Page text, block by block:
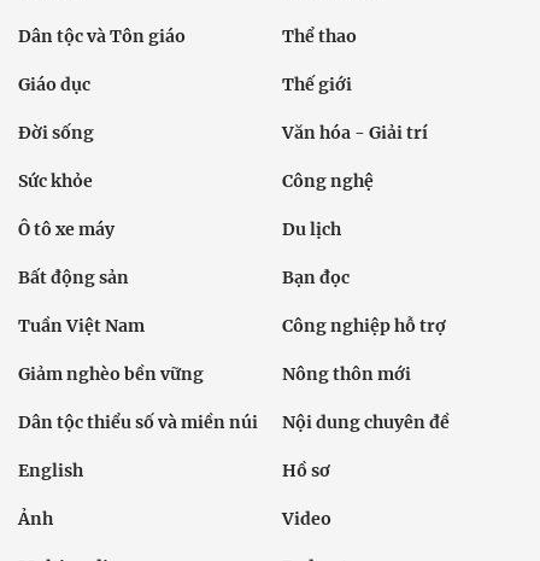
Dân tộc và Tôn giáo Thể thao
Giáo dục Thế giới
Đời sống Văn hóa - Giải trí
Sức khỏe Công nghệ
Ô tô xe máy Du lịch
Bất động sản Bạn đọc
Tuần Việt Nam Công nghiệp hỗ trợ
Giảm nghèo bền vững Nông thôn mới
Dân tộc thiểu số và miền núi Nội dung chuyên đề
English Hồ sơ
Ảnh Video